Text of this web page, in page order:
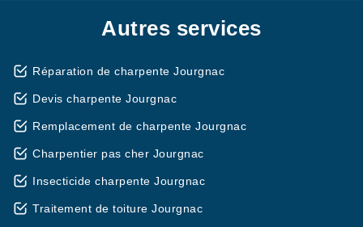
Autres services
Réparation de charpente Jourgnac
Devis charpente Jourgnac
Remplacement de charpente Jourgnac
Charpentier pas cher Jourgnac
Insecticide charpente Jourgnac
Traitement de toiture Jourgnac